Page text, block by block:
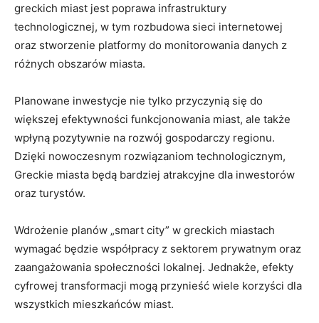
greckich miast jest poprawa infrastruktury
technologicznej, w tym rozbudowa sieci internetowej
oraz stworzenie platformy do monitorowania danych z
różnych obszarów miasta.
Planowane inwestycje nie tylko przyczynią się do
większej efektywności funkcjonowania miast, ale także
wpłyną pozytywnie na rozwój gospodarczy regionu.
Dzięki nowoczesnym rozwiązaniom technologicznym,
Greckie miasta będą bardziej atrakcyjne dla inwestorów
oraz turystów.
Wdrożenie planów „smart city” w greckich miastach
wymagać będzie współpracy z sektorem prywatnym oraz
zaangażowania społeczności lokalnej. Jednakże, efekty
cyfrowej transformacji mogą przynieść wiele korzyści dla
wszystkich mieszkańców miast.